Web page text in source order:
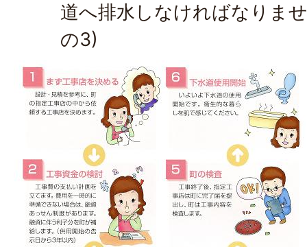
道へ排水しなければなりま
の3)